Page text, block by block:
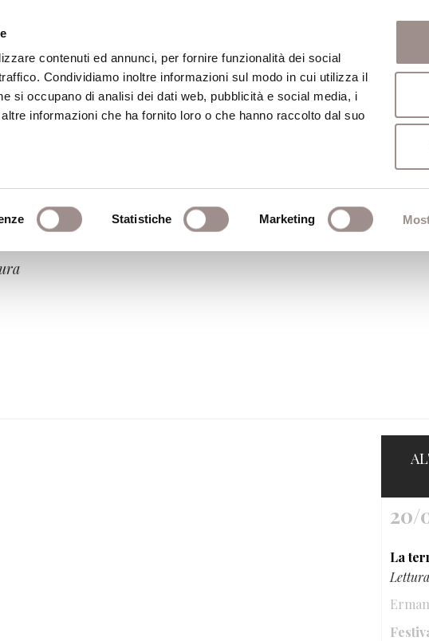
contenuti ed annunci, per fornire funzionalità dei social
Condividiamo inoltre informazioni sul modo in cui utilizza il
si occupano di analisi dei dati web, pubblicità e social media, i
informazioni che ha fornito loro o che hanno raccolto dal suo
Statistiche Marketing
Centro Culturale Centro Studi Religiosi
20/
La